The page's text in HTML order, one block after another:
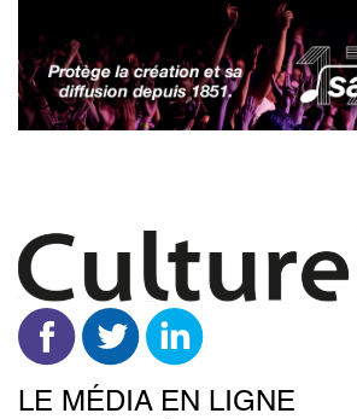
contenu
principal
LE MÉDIA EN LIGNE